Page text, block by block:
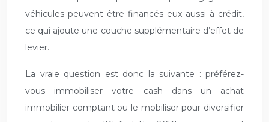
véhicules peuvent être financés eux aussi à crédit,
ce qui ajoute une couche supplémentaire d’effet de
levier.
La vraie question est donc la suivante : préférez-
vous immobiliser votre cash dans un achat
immobilier comptant ou le mobiliser pour diversifier